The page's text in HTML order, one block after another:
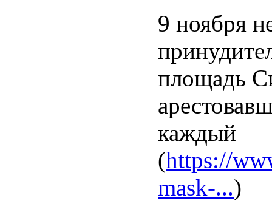
9 ноября
площадь
каждый
(https://
mask-...)